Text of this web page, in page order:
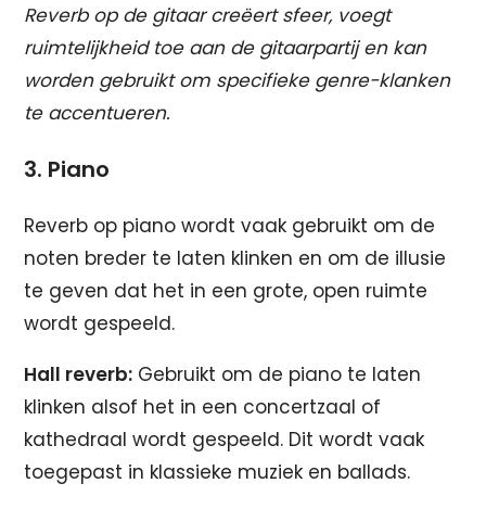
Reverb op de gitaar creëert sfeer, voegt
ruimtelijkheid toe aan de gitaarpartij en kan
worden gebruikt om specifieke genre-klanken
te accentueren.
3. Piano
Reverb op piano wordt vaak gebruikt om de
noten breder te laten klinken en om de illusie
te geven dat het in een grote, open ruimte
wordt gespeeld.
Hall reverb: Gebruikt om de piano te laten
klinken alsof het in een concertzaal of
kathedraal wordt gespeeld. Dit wordt vaak
toegepast in klassieke muziek en ballads.